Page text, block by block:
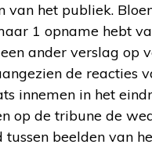
het publiek.
1 opname hebt
ander verslag op
de reacties
innemen in het
op de tribune de
beelden van